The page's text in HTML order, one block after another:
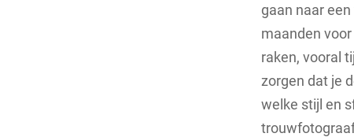
gaan naar
maanden
raken, vooral
zorgen dat je
welke stijl en